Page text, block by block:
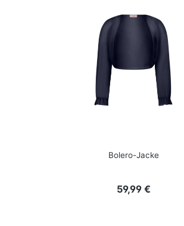
Bolero-Jacke
Regulärer
59,99 €